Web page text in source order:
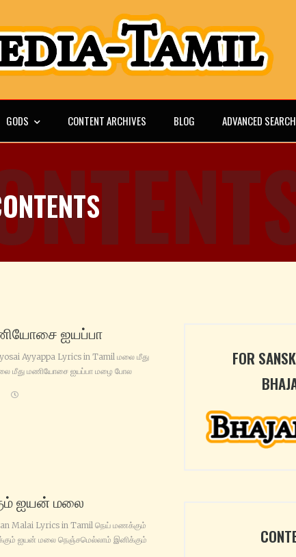
GODS CONTENT ARCHIVES BLOG ADVANCED SEARCH
ஐயப்பா
Ayyappa Lyrics in Tamil மலை மீது
மீது மணியோசை ஐயப்பா மழை போல‌
பேட்டையில் புது எண்ணமே
மலைமீது
ஐயன் மலை
Malai Lyrics in Tamil நெய் மணக்கும்
ஐயன் மலை நெஞ்சமெல்லாம் இனிக்கும்
FOR